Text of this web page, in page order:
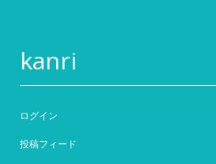
kanri
ログイン
投稿フィード